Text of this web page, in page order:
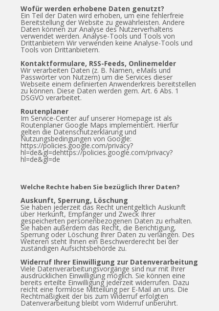
Wofür werden erhobene Daten genutzt?
Ein Teil der Daten wird erhoben, um eine fehlerfreie
Bereitstellung der Website zu gewährleisten. Andere
Daten können zur Analyse des Nutzerverhaltens
verwendet werden. Analyse-Tools und Tools von
Drittanbietern Wir verwenden keine Analyse-Tools und
Tools von Drittanbietern.
Kontaktformulare, RSS-Feeds, Onlinemelder
Wir verarbeiten Daten (z. B. Namen, eMails und
Passwörter von Nutzern) um die Services dieser
Webseite einem definierten Anwenderkreis bereitstellen
zu können. Diese Daten werden gem. Art. 6 Abs. 1
DSGVO verarbeitet.
Routenplaner
Im Service-Center auf unserer Homepage ist als
Routenplaner Google Maps implementiert. Hierfür
gelten die Datenschutzerklärung und
Nutzungsbedingungen von Google:
https://policies.google.com/privacy?
hl=de&gl=dehttps://policies.google.com/privacy?
hl=de&gl=de
Welche Rechte haben Sie bezüglich Ihrer Daten?
Auskunft, Sperrung, Löschung
Sie haben jederzeit das Recht unentgeltlich Auskunft
über Herkunft, Empfänger und Zweck Ihrer
gespeicherten personenbezogenen Daten zu erhalten.
Sie haben außerdem das Recht, die Berichtigung,
Sperrung oder Löschung Ihrer Daten zu verlangen. Des
Weiteren steht Ihnen ein Beschwerderecht bei der
zuständigen Aufsichtsbehörde zu.
Widerruf Ihrer Einwilligung zur Datenverarbeitung
Viele Datenverarbeitungsvorgänge sind nur mit Ihrer
ausdrücklichen Einwilligung möglich. Sie können eine
bereits erteilte Einwilligung jederzeit widerrufen. Dazu
reicht eine formlose Mitteilung per E-Mail an uns. Die
Rechtmäßigkeit der bis zum Widerruf erfolgten
Datenverarbeitung bleibt vom Widerruf unberührt.